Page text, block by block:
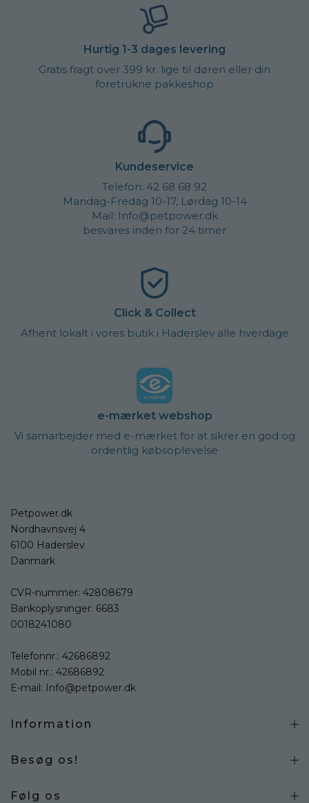
Hurtig 1-3 dages levering
Gratis fragt over 399 kr. lige til døren eller din
foretrukne pakkeshop
Kundeservice
Telefon: 42 68 68 92
Mandag-Fredag 10-17, Lørdag 10-14
Mail: Info@petpower.dk
besvares inden for 24 timer
Click & Collect
Afhent lokalt i vores butik i Haderslev alle hverdage
e-mærket webshop
Vi samarbejder med e-mærket for at sikrer en god og
ordentlig købsoplevelse
Petpower.dk
Nordhavnsvej 4
6100 Haderslev
Danmark
CVR-nummer: 42808679
Bankoplysninger: 6683
0018241080
Telefonnr.: 42686892
Mobil nr.: 42686892
E-mail: Info@petpower.dk
Information
Besøg os!
Følg os